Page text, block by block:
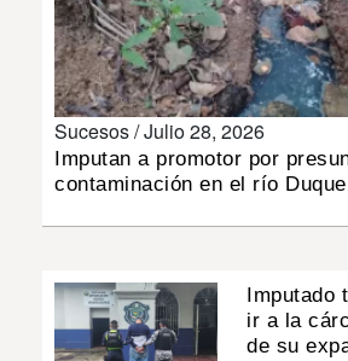
Sucesos /Julio 28, 2026
Imputan a promotor por
contaminación en el río Duque
Imputado
ir a la
de su